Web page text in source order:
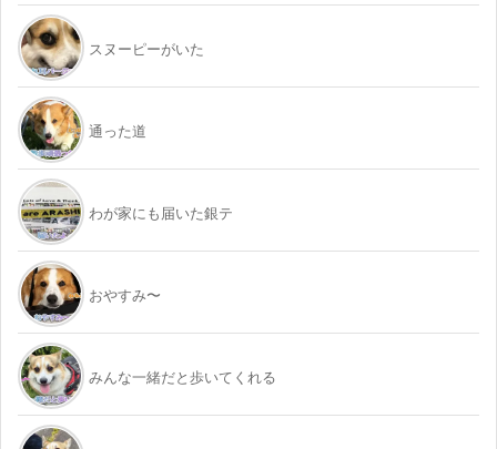
スヌーピーがいた
通った道
わが家にも届いた銀テ
おやすみ〜
みんな一緒だと歩いてくれる